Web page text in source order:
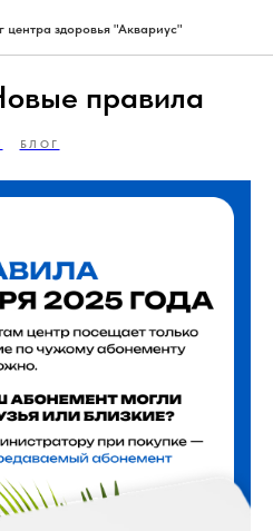
центра здоровья "Аквариус"
правила
БЛОГ